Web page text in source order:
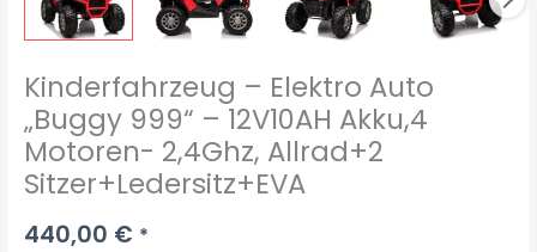
Kinderfahrzeug – Elektro Auto
„Buggy 999“ – 12V10AH Akku,4
Motoren- 2,4Ghz, Allrad+2
Sitzer+Ledersitz+EVA
440,00 € *